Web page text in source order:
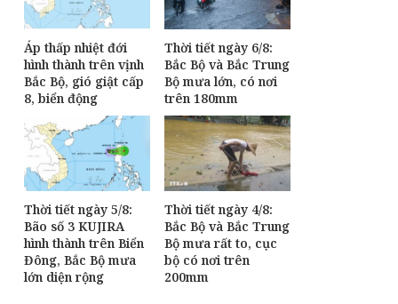
Đề xuất nhiều cơ chế
đặc thù bảo đảm tiến
độ các dự án phục vụ
APEC 2027
Gia Lai quy tập thêm
6 hài cốt liệt sĩ, phát
hiện nhiều kỷ vật quý
An Giang dự hội nghị
ngoại giao, thúc đẩy
tư duy "kiến tạo" phục
vụ phát triển
[Infographic] Quy
định mới về tuyển
dụng, sử dụng và
quản lý công chức
Áp thấp nhiệt đới
hình thành trên vịnh
Bắc Bộ, gió giật cấp
8, biển động
Thời tiết ngày 6/8:
Bắc Bộ và Bắc Trung
Bộ mưa lớn, có nơi
trên 180mm
Thời tiết ngày 5/8:
Bão số 3 KUJIRA
hình thành trên Biển
Đông, Bắc Bộ mưa
lớn diện rộng
Thời tiết ngày 4/8:
Bắc Bộ và Bắc Trung
Bộ mưa rất to, cục
bộ có nơi trên
200mm